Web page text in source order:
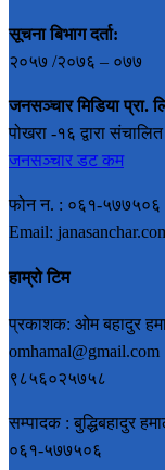
सूचना बिभाग दर्ता:
२०५७ /२०७६ – ०७७
जनसञ्चार मिडिया प्रा.
पोखरा -१६ द्वारा संचालित
जनसञ्चार डट कम
फोन न. : ०६१-५७७५०६
Email:
हाम्रो टिम
प्रकाशक: ओम बहादुर
omhamal@gmail.com
९८५६०२५७५८
सम्पादक : बुद्धिबहादुर
०६१-५७७५०६